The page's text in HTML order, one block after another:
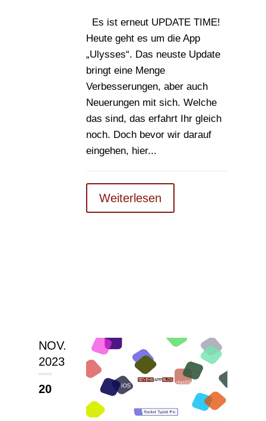
Es ist erneut UPDATE TIME!
Heute geht es um die App
„Ulysses“. Das neuste Update
bringt eine Menge
Verbesserungen, aber auch
Neuerungen mit sich. Welche
das sind, das erfahrt Ihr gleich
noch. Doch bevor wir darauf
eingehen, hier...
Weiterlesen
NOV.
2023
20